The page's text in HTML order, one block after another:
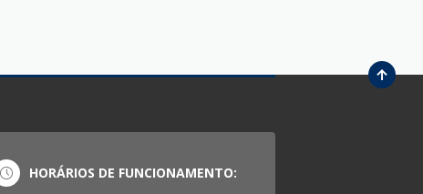
HORÁRIOS DE FUNCIONAMENTO: